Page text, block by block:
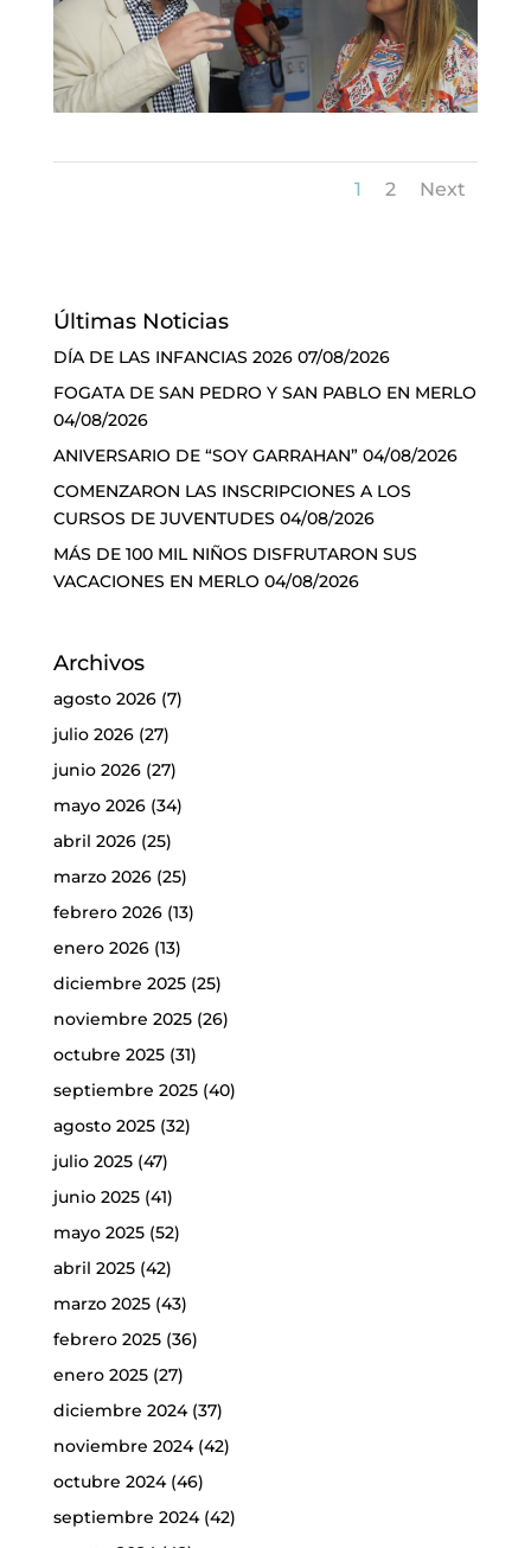
1 2 Next
Últimas Noticias
DÍA DE LAS INFANCIAS 2026 07/08/2026
FOGATA DE SAN PEDRO Y SAN PABLO EN MERLO
04/08/2026
ANIVERSARIO DE “SOY GARRAHAN” 04/08/2026
COMENZARON LAS INSCRIPCIONES A LOS
CURSOS DE JUVENTUDES 04/08/2026
MÁS DE 100 MIL NIÑOS DISFRUTARON SUS
VACACIONES EN MERLO 04/08/2026
Archivos
agosto 2026(7)
julio 2026(27)
junio 2026(27)
mayo 2026(34)
abril 2026(25)
marzo 2026(25)
febrero 2026(13)
enero 2026(13)
diciembre 2025(25)
noviembre 2025(26)
octubre 2025(31)
septiembre 2025(40)
agosto 2025(32)
julio 2025(47)
junio 2025(41)
mayo 2025(52)
abril 2025(42)
marzo 2025(43)
febrero 2025(36)
enero 2025(27)
diciembre 2024(37)
noviembre 2024(42)
octubre 2024(46)
septiembre 2024(42)